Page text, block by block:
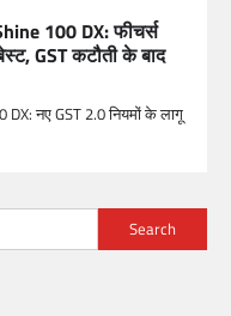
100 DX: फीचर्स
GST कटौती के बाद
नए GST 2.0 नियमों के लागू
Search